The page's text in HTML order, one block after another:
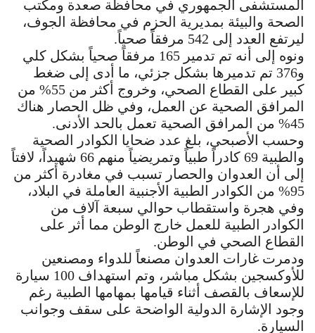
المستشفى الجمهوري في محافظة صعدة ومكتب
الصحة والبيئة بمديرية الحزم في محافظة الجوف،
ليرتفع العدد إلى 542 مرفقاً صحياً.
ونوه إلى أنه تم تدمير 165 مرفقاً صحياً بشكل كلي
و376 تم تدميرها بشكل جزئي، ما أدى إلى ضغط
كبير على القطاع الصحي، وخروج أكثر من 55% من
المرافق الصحية عن العمل، وفي ظل الحصار هناك
45% من المرافق الصحية تعمل بالحد الأدنى.
وحسب الأصبحي، بلغ عدد ضحايا الكوادر الصحية
والطبية 69 كادراً طبياً وتمريضياً منهم 66 شهيداً، لافتاً
إلى أن العدوان والحصار تسبب في مغادرة أكثر من
95% من الكوادر الطبية الأجنبية العاملة في البلاد،
وفي هجرة واستقطاب حوالي سبعة آلاف من
الكوادر الطبية للعمل خارج الوطن مما أثر على
القطاع الصحي في الوطن.
ودمرت غارات العدوان مصنعاً للدواء ومصنعين
للأوكسجين بشكل مباشر، وتم استهداف 100 سيارة
للإسعاف بالقصف أثناء قيامها بمهامها الطبية رغم
وجود الإشارة الدولية الواضحة على سقف وجوانب
السيارة.